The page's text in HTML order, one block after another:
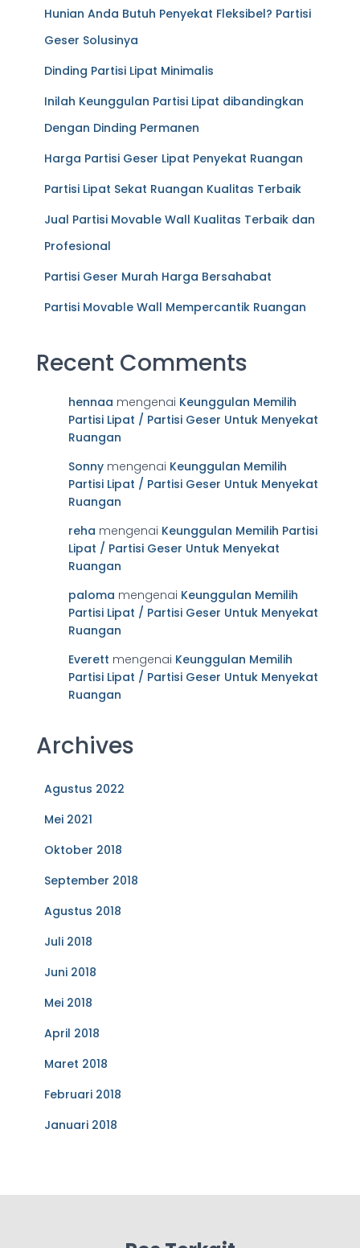
Hunian Anda Butuh Penyekat Fleksibel? Partisi
Geser Solusinya
Dinding Partisi Lipat Minimalis
Inilah Keunggulan Partisi Lipat dibandingkan
Dengan Dinding Permanen
Harga Partisi Geser Lipat Penyekat Ruangan
Partisi Lipat Sekat Ruangan Kualitas Terbaik
Jual Partisi Movable Wall Kualitas Terbaik dan
Profesional
Partisi Geser Murah Harga Bersahabat
Partisi Movable Wall Mempercantik Ruangan
Recent Comments
hennaa mengenai Keunggulan Memilih
Partisi Lipat / Partisi Geser Untuk Menyekat
Ruangan
Sonny mengenai Keunggulan Memilih
Partisi Lipat / Partisi Geser Untuk Menyekat
Ruangan
reha mengenai Keunggulan Memilih Partisi
Lipat / Partisi Geser Untuk Menyekat
Ruangan
paloma mengenai Keunggulan Memilih
Partisi Lipat / Partisi Geser Untuk Menyekat
Ruangan
Everett mengenai Keunggulan Memilih
Partisi Lipat / Partisi Geser Untuk Menyekat
Ruangan
Archives
Agustus 2022
Mei 2021
Oktober 2018
September 2018
Agustus 2018
Juli 2018
Juni 2018
Mei 2018
April 2018
Maret 2018
Februari 2018
Januari 2018